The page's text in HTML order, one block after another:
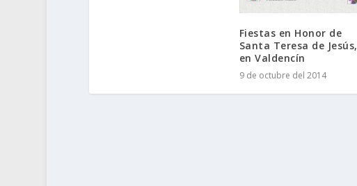
Fiestas en Honor de
Santa Teresa de Jesús,
en Valdencín
9 de octubre del 2014